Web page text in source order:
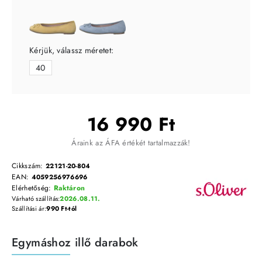
16 990 Ft
Áraink az ÁFA értékét tartalmazzák!
Cikkszám: 22121-20-804
EAN: 4059256976696
Elérhetőség: Raktáron
Várható szállítás:2026.08.11.
Szállítási ár:990 Ft-tól
Kérjük, válassz méretet:
40
Egymáshoz illő darabok